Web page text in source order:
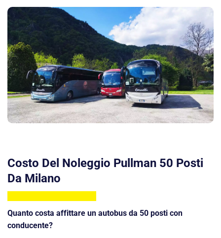
Costo Del Noleggio Pullman 50 Posti
Da Milano
Quanto costa affittare un autobus da 50 posti con
conducente?